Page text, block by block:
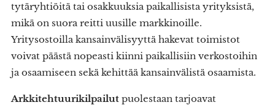
tytäryhtiöitä tai osakkuuksia paikallisista yrityksistä,
mikä on suora reitti uusille markkinoille.
Yritysostoilla kansainvälisyyttä hakevat toimistot
voivat päästä nopeasti kiinni paikallisiin verkostoihin
ja osaamiseen sekä kehittää kansainvälistä osaamista.
Arkkitehtuurikilpailut puolestaan tarjoavat